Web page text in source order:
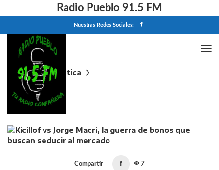
Radio Pueblo 91.5 FM
Nuestras Redes Sociales:
Home
Politica
Kicillof vs Jorge Macri, la guerra de bonos que
buscan seducir al mercado
Compartir 7